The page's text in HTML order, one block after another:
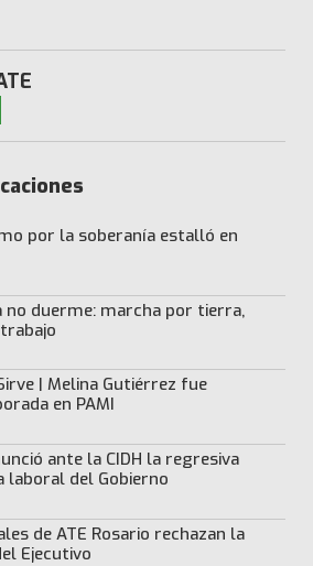
por la soberanía estalló en
no duerme: marcha por tierra,
| Melina Gutiérrez fue
en PAMI
ante la CIDH la regresiva
laboral del Gobierno
de ATE Rosario rechazan la
Ejecutivo